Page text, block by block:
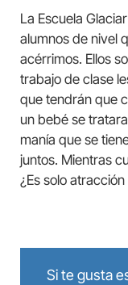
La Escuela
alumnos de nivel
acérrimos. Ellos
trabajo de clase
que tendrán que
un bebé se
manía que se
juntos. Mientras
¿Es solo atracción
Si te gusta